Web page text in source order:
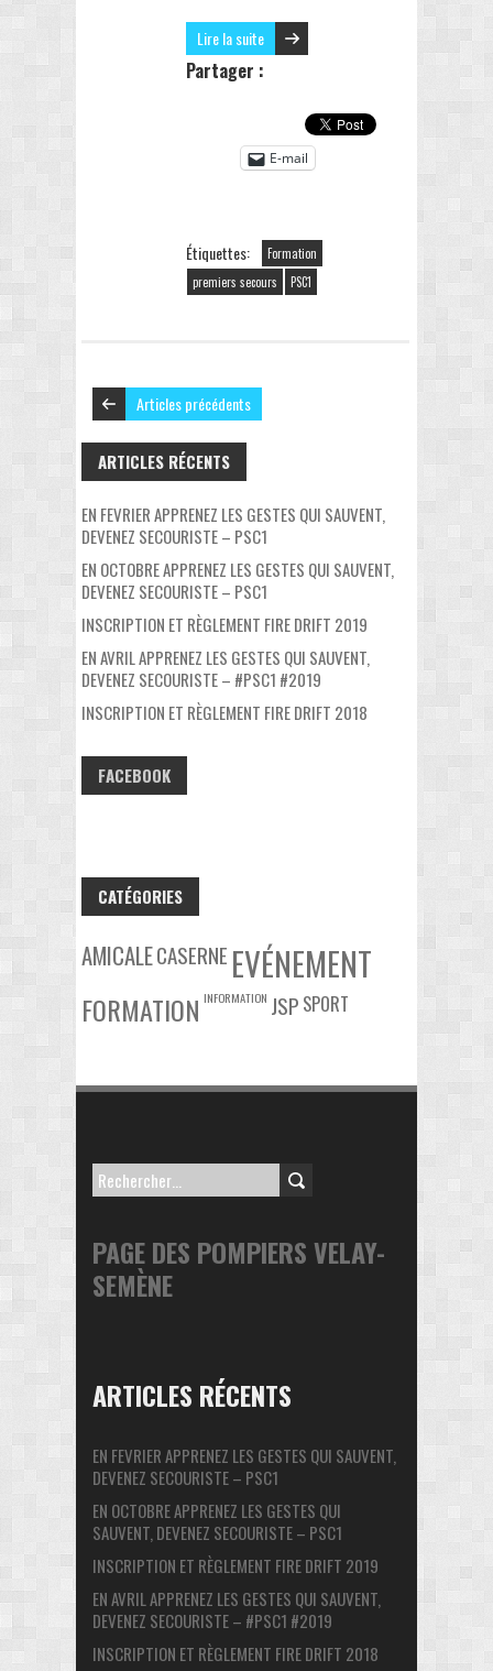
Lire la suite
Partager :
E-mail
Étiquettes:
Formation
premiers secours
PSC1
Articles précédents
ARTICLES RÉCENTS
EN FEVRIER APPRENEZ LES GESTES QUI SAUVENT,
DEVENEZ SECOURISTE – PSC1
EN OCTOBRE APPRENEZ LES GESTES QUI SAUVENT,
DEVENEZ SECOURISTE – PSC1
INSCRIPTION ET RÈGLEMENT FIRE DRIFT 2019
EN AVRIL APPRENEZ LES GESTES QUI SAUVENT,
DEVENEZ SECOURISTE – #PSC1 #2019
INSCRIPTION ET RÈGLEMENT FIRE DRIFT 2018
FACEBOOK
CATÉGORIES
AMICALECASERNE EVÉNEMENT
FORMATION INFORMATION JSP SPORT
Rechercher :
PAGE DES POMPIERS VELAY-
SEMÈNE
ARTICLES RÉCENTS
EN FEVRIER APPRENEZ LES GESTES QUI SAUVENT,
DEVENEZ SECOURISTE – PSC1
EN OCTOBRE APPRENEZ LES GESTES QUI
SAUVENT, DEVENEZ SECOURISTE – PSC1
INSCRIPTION ET RÈGLEMENT FIRE DRIFT 2019
EN AVRIL APPRENEZ LES GESTES QUI SAUVENT,
DEVENEZ SECOURISTE – #PSC1 #2019
INSCRIPTION ET RÈGLEMENT FIRE DRIFT 2018